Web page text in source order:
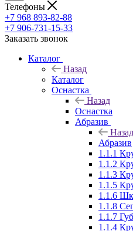
Телефоны
+7 968 893-82-88
+7 906-731-15-33
Заказать звонок
Каталог
Назад
Каталог
Оснастка
Назад
Оснастка
Абразив
Назад
Абразив
1.1.1
1.1.2
1.1.3
1.1.5
1.1.6
1.1.8
1.1.7
1.1.4